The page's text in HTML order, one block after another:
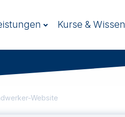
Kurse & Wissen
Website